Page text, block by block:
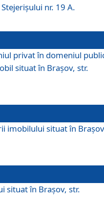
nr. 19 A.
privat în domeniul
situat în Braşov, str.
imobilului situat în
situat în Braşov, str.